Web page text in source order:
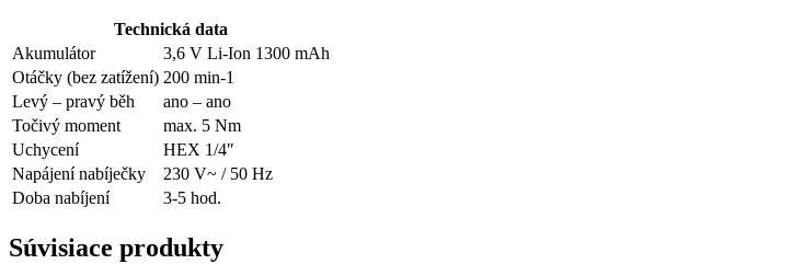
Technická data
Akumulátor
3,6 V Li-Ion 1300 mAh
Otáčky (bez zatížení) 200 min-1
Levý – pravý běh
ano – ano
Točivý moment
max. 5 Nm
Uchycení
HEX 1/4″
Napájení nabíječky
230 V~ / 50 Hz
Doba nabíjení
3-5 hod.
Súvisiace produkty